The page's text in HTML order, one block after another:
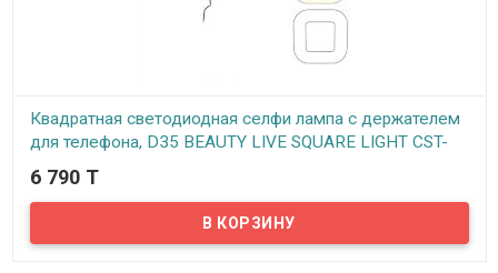
Квадратная светодиодная селфи лампа с держателем
для телефона, D35 BEAUTY LIVE SQUARE LIGHT CST-
318
Предлагаем квадратную светодиодную селфи лампу с
6 790 T